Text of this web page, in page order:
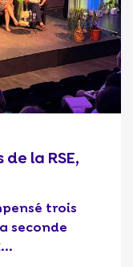
la RSE,
trois
seconde